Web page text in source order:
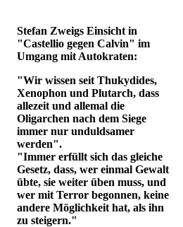
Stefan Zweigs Einsicht in
"Castellio gegen Calvin" im
Umgang mit Autokraten:
"Wir wissen seit Thukydides,
Xenophon und Plutarch, dass
allezeit und allemal die
Oligarchen nach dem Siege
immer nur unduldsamer
werden".
"Immer erfüllt sich das gleiche
Gesetz, dass, wer einmal Gewalt
übte, sie weiter üben muss, und
wer mit Terror begonnen, keine
andere Möglichkeit hat, als ihn
zu steigern."